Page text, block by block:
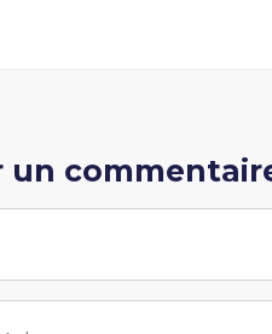
un